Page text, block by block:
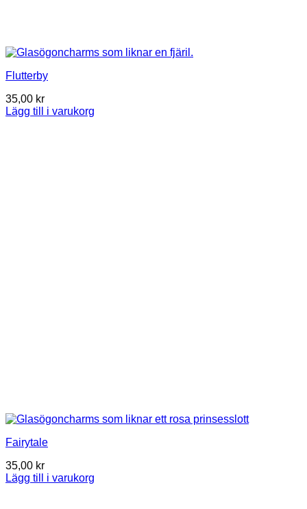
Flutterby
35,00 kr
Lägg till i varukorg
Fairytale
35,00 kr
Lägg till i varukorg